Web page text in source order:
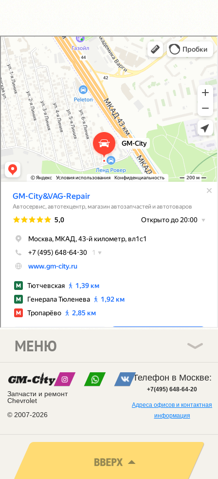
GM-City&VAG-Repair
Автосервис, автотехцентр в Москве
Магазин автозапчастей и автотоваров в Москве
Запчасти и ремонт
Chevrolet
© 2007-2026
МЕНЮ
Телефон в Москве:
+7(495) 648-64-20
Адреса офисов и контактная
информация